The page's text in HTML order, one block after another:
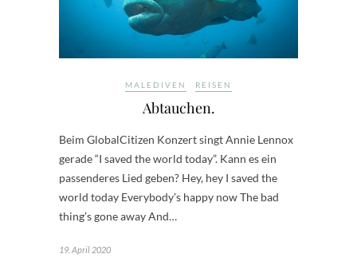
MALEDIVEN REISEN
Abtauchen.
Beim GlobalCitizen Konzert singt Annie Lennox
gerade “I saved the world today”. Kann es ein
passenderes Lied geben? Hey, hey I saved the
world today Everybody’s happy now The bad
thing’s gone away And…
19. April 2020